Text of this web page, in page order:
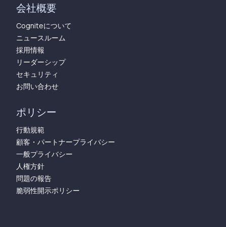
会社概要
Cogniteについて
ニュースルーム
採用情報
リーダーシップ
セキュリティ
お問い合わせ
ポリシー
行動規範
顧客・パートナープライバシー
一般プライバシー
人権方針
問題の報告
脆弱性開示ポリシー